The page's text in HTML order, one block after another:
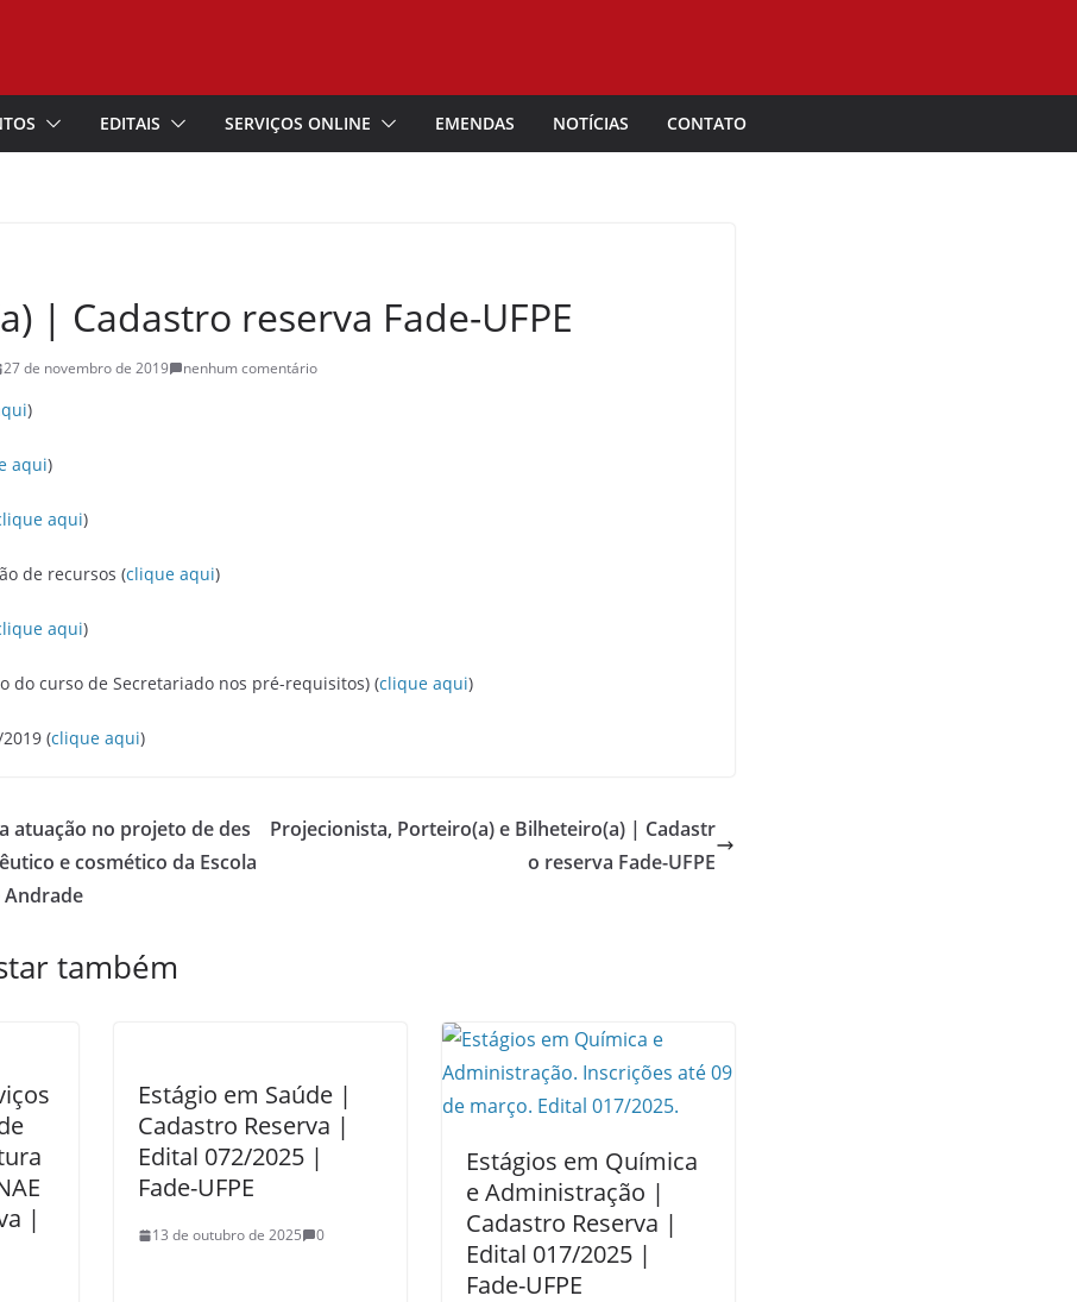
EDITAIS SERVIÇOS ONLINE EMENDAS NOTÍCIAS CONTATO
| Cadastro reserva Fade-UFPE
27 de novembro de 2019 nenhum comentário
)
aqui)
aqui)
de recursos (clique aqui)
aqui)
do curso de Secretariado nos pré-requisitos) (clique aqui)
(clique aqui)
atuação no projeto de des
e cosmético da Escola
Andrade
Projecionista, Porteiro(a) e Bilheteiro(a) | Cadastr
o reserva Fade-UFPE
também
|
Estágio em Saúde |
Cadastro Reserva |
Edital 072/2025 |
Fade-UFPE
13 de outubro de 2025 0
Estágios em Química
e Administração |
Cadastro Reserva |
Edital 017/2025 |
Fade-UFPE